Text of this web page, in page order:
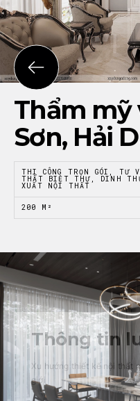
Thông tin
Xu hướng thiết kế nội thất
giới
Thẩm mỹ
Sơn, Hải
THI CÔNG TRỌN GÓI, TƯ
THẤT BIỆT THỰ, DINH
XUẤT NỘI THẤT
200 M²